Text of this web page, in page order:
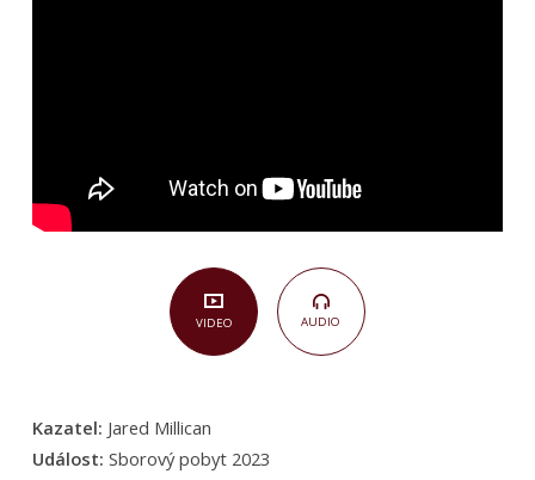
VIDEO AUDIO
Kazatel: Jared Millican
Událost: Sborový pobyt 2023